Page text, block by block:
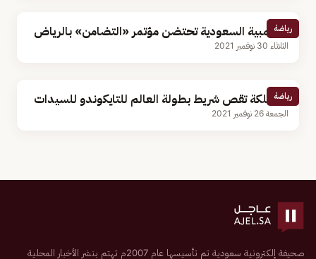
رياضة
الأولمبية السعودية تحتضن مؤتمر «التضامن» بالرياض
الثلاثاء 30 نوفمبر 2021
رياضة
المملكة تقص شريط بطولة العالم للتايكوندو للسيدات
الجمعة 26 نوفمبر 2021
صحيفة إلكترونية سعودية تم تأسيسها عام 2007م تهتم بنشر الأخبار المحلية